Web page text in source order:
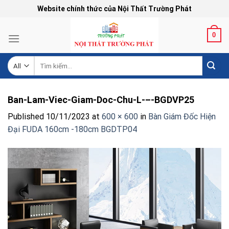
Website chính thức của Nội Thất Trường Phát
0
kiếm:
Ban-Lam-Viec-Giam-Doc-Chu-L-–-BGDVP25
Published 10/11/2023 at 600 × 600 in Bàn Giám Đốc Hiện
Đại FUDA 160cm -180cm BGDTP04